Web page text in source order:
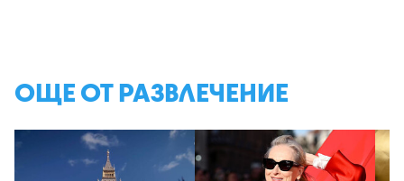
ОЩЕ ОТ РАЗВЛЕЧЕНИЕ